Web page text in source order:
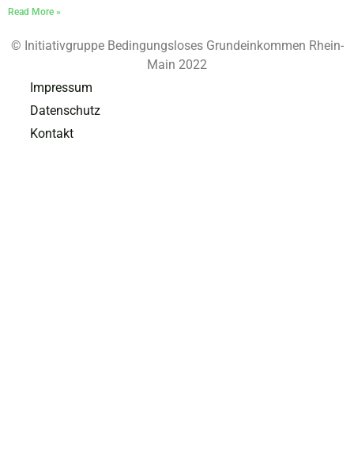
Read More »
© Initiativgruppe Bedingungsloses Grundeinkommen Rhein-
Main 2022
Impressum
Datenschutz
Kontakt